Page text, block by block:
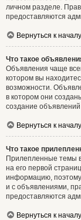
личном разделе.
предоставляются
Вернуться к началу
Что такое
Объявления чаще
котором вы
возможности.
в котором они
создание
Вернуться к началу
Что такое
Прилепленные темы
на его первой
информацию, поэтому
и с объявлениями,
предоставляются
Вернуться к началу